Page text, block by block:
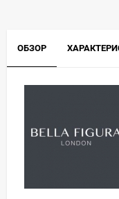
ОБЗОР